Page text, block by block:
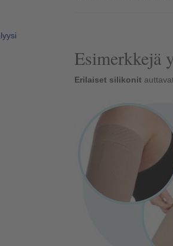
Esimerkkejä
Erilaiset silikonit